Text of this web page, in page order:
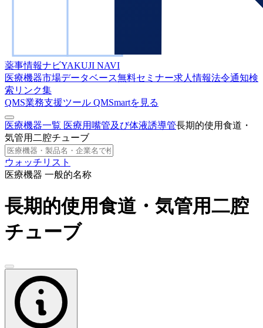
薬事情報ナビYAKUJI NAVI
医療機器市場データベース無料セミナー求人情報法令通知検
索 リンク集
QMS業務支援ツール QMSmartを見る
医療機器一覧 医療用嘴管及び体液誘導管長期的使用食道・
気管用二腔チューブ
ウォッチリスト
医療機器 一般的名称
長期的使用食道・気管用二腔
チューブ